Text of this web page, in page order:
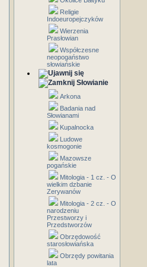
Religie
Indoeuropejczyków
Wierzenia
Prasłowian
Współczesne
neopogaństwo
słowiańskie
Słowianie
Arkona
Badania nad
Słowianami
Kupalnocka
Ludowe
kosmogonie
Mazowsze
pogańskie
Mitologia - 1 cz. - O
wielkim dzbanie
Zerywanów
Mitologia - 2 cz. - O
narodzeniu
Przestworzy i
Przedstworzów
Obrzędowość
starosłowiańska
Obrzędy powitania
lata